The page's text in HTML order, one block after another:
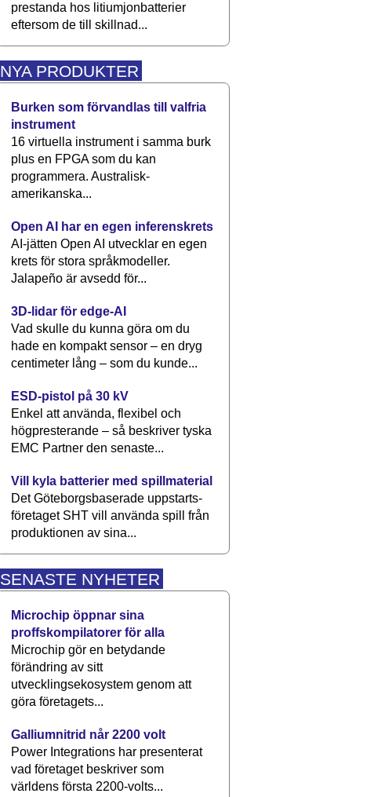
prestanda hos litiumjonbatterier
eftersom de till skillnad...
NYA PRODUKTER
Burken som förvandlas till valfria
instrument
16 virtuella instrument i samma burk
plus en FPGA som du kan
programmera. Australisk-
amerikanska...
Open AI har en egen inferenskrets
AI-jätten Open AI utvecklar en egen
krets för stora språkmodeller.
Jalapeño är avsedd för...
3D-lidar för edge-AI
Vad skulle du kunna göra om du
hade en kompakt sensor – en dryg
centimeter lång – som du kunde...
ESD-pistol på 30 kV
Enkel att använda, flexibel och
högpresterande – så beskriver tyska
EMC Partner den senaste...
Vill kyla batterier med spillmaterial
Det Göteborgsbaserade upp­starts­
företaget SHT vill använda spill från
produktionen av sina...
SENASTE NYHETER
Microchip öppnar sina
proffskompilatorer för alla
Microchip gör en betydande
förändring av sitt
utvecklingsekosystem genom att
göra företagets...
Galliumnitrid når 2200 volt
Power Integrations har presenterat
vad företaget beskriver som
världens första 2200-volts...